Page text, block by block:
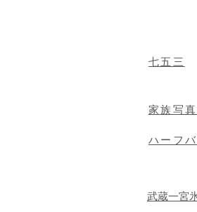
​七五三
家族写真
ハーフ
武蔵一宮